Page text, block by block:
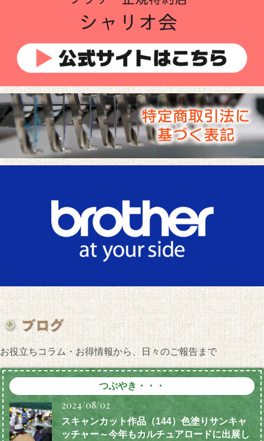
お役立ちコラム・お得情報から、日々のご報告まで
つぶやき・・・
2024/08/02
スキャンカット作品（144）色塗りサンキャ
ッチャー～今年もカルチュアロードに出展し